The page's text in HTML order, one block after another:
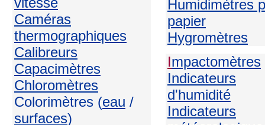
Caméras
thermographiques
Calibreurs
Capacimètres
Chloromètres
Colorimètres (eau /
surfaces)
Humidimètres
papier
Hygromètres
Impactomètres
Indicateurs
d'humidité
Indicateurs